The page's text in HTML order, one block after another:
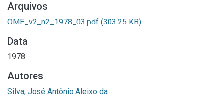
Arquivos
OME_v2_n2_1978_03.pdf (303.25 KB)
Data
1978
Autores
Silva, José Antônio Aleixo da